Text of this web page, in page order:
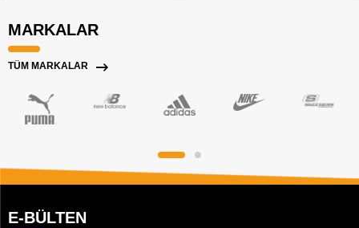
MARKALAR
TÜM MARKALAR
E-BÜLTEN